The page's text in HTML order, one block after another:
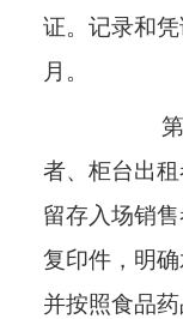
证。记录和
月。
者、柜台出
留存入场销
复印件，明
并按照食品